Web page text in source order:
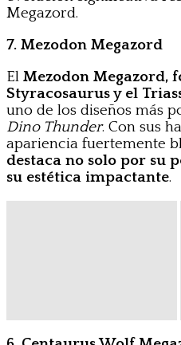
Megazord.
7. Mezodon Megazord
El Mezodon Megazord,
Styracosaurus y el
uno de los diseños más
Dino Thunder. Con sus
apariencia fuertemente
destaca no solo por su
su estética impactante.